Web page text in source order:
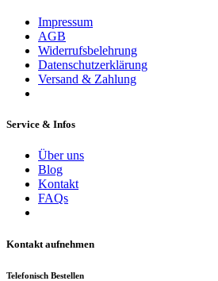
Impressum
AGB
Widerrufsbelehrung
Datenschutzerklärung
Versand & Zahlung
Service & Infos
Über uns
Blog
Kontakt
FAQs
Kontakt aufnehmen
Telefonisch Bestellen